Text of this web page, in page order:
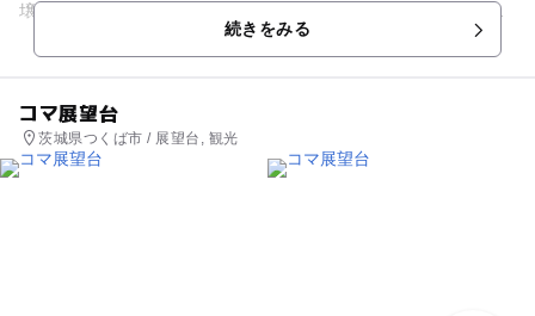
壌栽培を行っています。普通の観光植物園と違うろころは、い
続きをみる
コマ展望台
茨城県つくば市 / 展望台, 観光